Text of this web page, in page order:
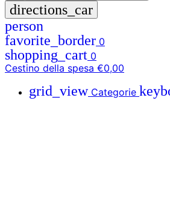
directions_car
person
favorite_border 0
shopping_cart 0
Cestino della spesa €0,00
grid_viewCategorie